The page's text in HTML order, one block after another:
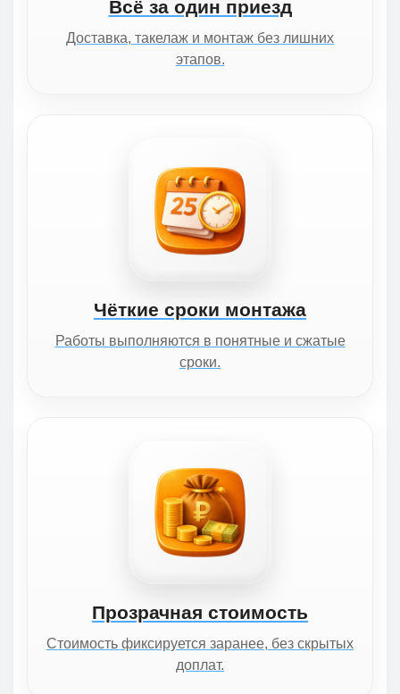
Всё за один приезд
Доставка, такелаж и монтаж без лишних
этапов.
Чёткие сроки монтажа
Работы выполняются в понятные и сжатые
сроки.
Прозрачная стоимость
Стоимость фиксируется заранее, без скрытых
доплат.